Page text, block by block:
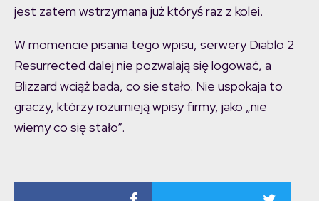
jest zatem wstrzymana już któryś raz z kolei.
W momencie pisania tego wpisu, serwery Diablo 2
Resurrected dalej nie pozwalają się logować, a
Blizzard wciąż bada, co się stało. Nie uspokaja to
graczy, którzy rozumieją wpisy firmy, jako „nie
wiemy co się stało”.